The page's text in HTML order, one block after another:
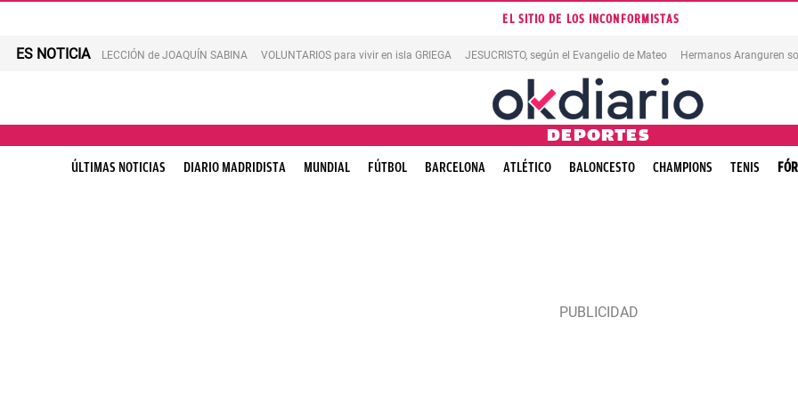
EL SITIO DE LOS INCONFORMISTAS
ES NOTICIA LECCIÓN de JOAQUÍN SABINA VOLUNTARIOS para vivir en isla GRIEGA JESUCRISTO, según el Evangelio de Mateo Hermanos Aranguren
DEPORTES
ÚLTIMAS NOTICIAS DIARIO MADRIDISTA MUNDIAL FÚTBOL BARCELONA ATLÉTICO BALONCESTO CHAMPIONS TENIS